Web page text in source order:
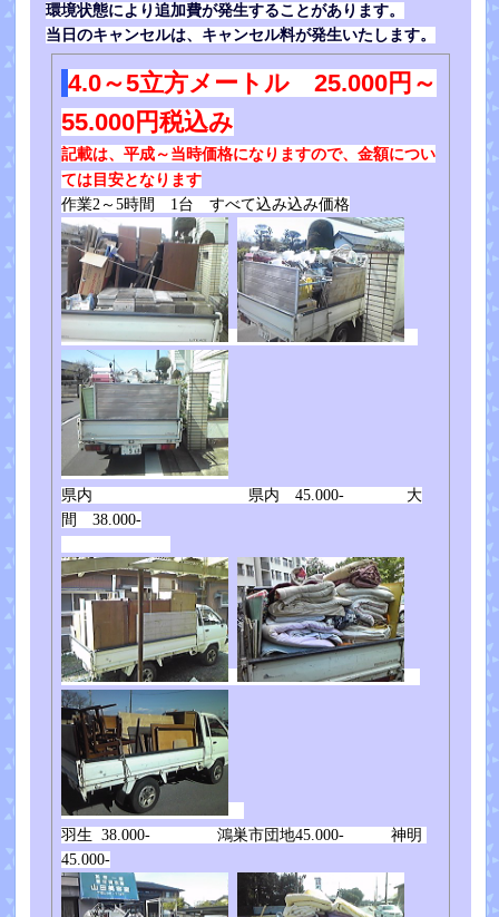
環境状態により追加費が発生することがあります。
当日のキャンセルは、キャンセル料が発生いたします。
4.0～5立方メートル 25.000円～
55.000円税込み
記載は、平成～当時価格になりますので、金額につい
ては目安となります
作業2～5時間 1台 すべて込み込み価格
県内 県内 45.000- 大
間 38.000-
羽生 38.000- 鴻巣市団地45.000- 神明
45.000-